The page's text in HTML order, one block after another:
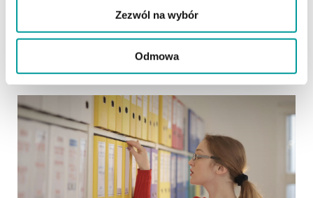
Zezwól na wybór
Odmowa
rozliczanych według tych samych zasad, otwieranie
każdego z nich osobno oznacza powtarzanie tych
samych czynności.